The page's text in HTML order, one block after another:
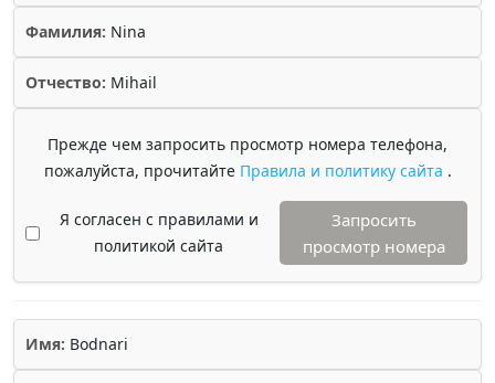
Фамилия: Nina
Отчество: Mihail
Прежде чем запросить просмотр номера телефона,
пожалуйста, прочитайте Правила и политику сайта .
Я согласен с правилами и
политикой сайта
Запросить
просмотр номера
Имя: Bodnari